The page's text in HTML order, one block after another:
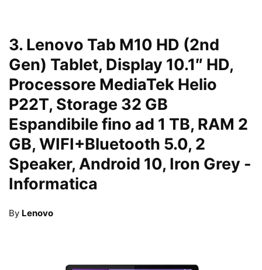
3. Lenovo Tab M10 HD (2nd
Gen) Tablet, Display 10.1″ HD,
Processore MediaTek Helio
P22T, Storage 32 GB
Espandibile fino ad 1 TB, RAM 2
GB, WIFI+Bluetooth 5.0, 2
Speaker, Android 10, Iron Grey -
Informatica
By Lenovo